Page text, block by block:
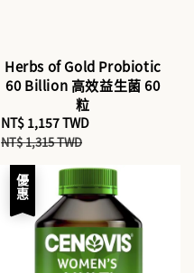
Herbs of Gold Probiotic
60 Billion 高效益生菌 60
粒
Sale
price
NT$ 1,157 TWD
NT$ 1,315 TWD
優惠